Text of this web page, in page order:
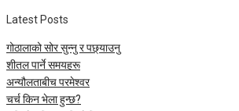
Latest Posts
गोठालाको सोर सुन्नु र पछ्याउनु
शीतल पार्ने समयहरू
अन्यौलताबीच परमेश्‍वर
चर्च किन भेला हुन्छ?